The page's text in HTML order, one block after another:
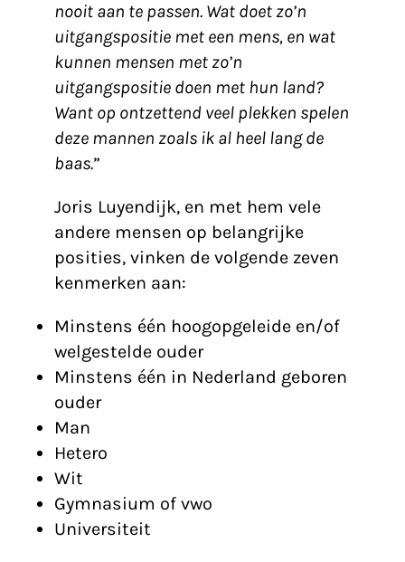
nooit aan te passen. Wat doet zo’n
uitgangspositie met een mens, en wat
kunnen mensen met zo’n
uitgangspositie doen met hun land?
Want op ontzettend veel plekken spelen
deze mannen zoals ik al heel lang de
baas.”
Joris Luyendijk, en met hem vele
andere mensen op belangrijke
posities, vinken de volgende zeven
kenmerken aan:
Minstens één hoogopgeleide en/of
welgestelde ouder
Minstens één in Nederland geboren
ouder
Man
Hetero
Wit
Gymnasium of vwo
Universiteit